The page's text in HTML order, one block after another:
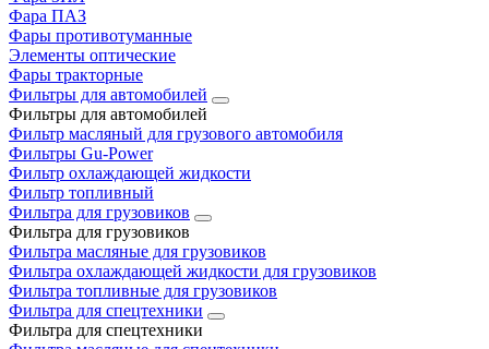
Фара ПАЗ
Фары противотуманные
Элементы оптические
Фары тракторные
Фильтры для автомобилей
Фильтры для автомобилей
Фильтр масляный для грузового автомобиля
Фильтры Gu-Power
Фильтр охлаждающей жидкости
Фильтр топливный
Фильтра для грузовиков
Фильтра для грузовиков
Фильтра масляные для грузовиков
Фильтра охлаждающей жидкости для грузовиков
Фильтра топливные для грузовиков
Фильтра для спецтехники
Фильтра для спецтехники